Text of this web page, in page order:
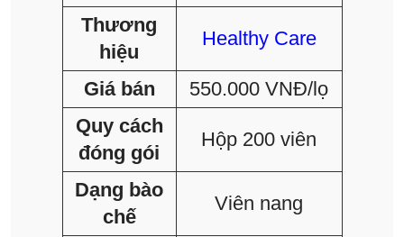
Thương
hiệu
Healthy Care
Giá bán
550.000 VNĐ/lọ
Quy cách
đóng gói
Hộp 200 viên
Dạng bào
chế
Viên nang